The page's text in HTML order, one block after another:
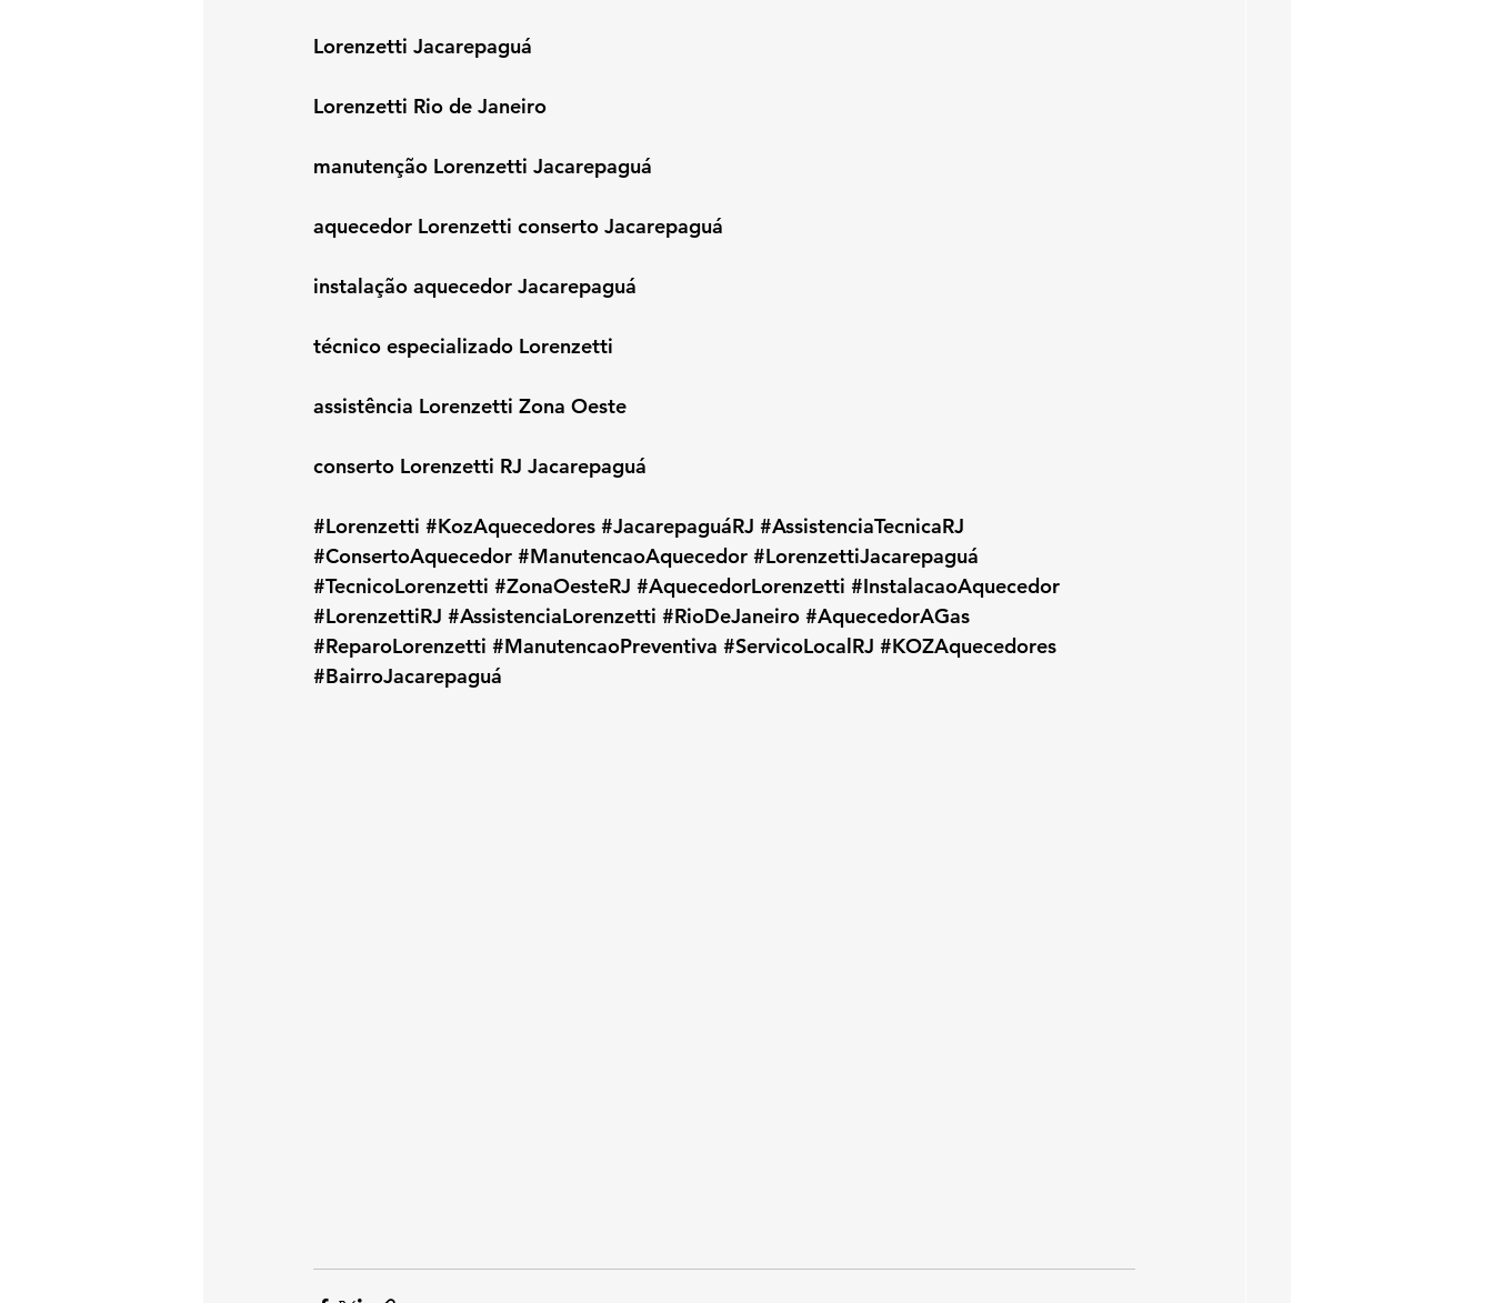
Lorenzetti Jacarepaguá
Lorenzetti Rio de Janeiro
manutenção Lorenzetti Jacarepaguá
aquecedor Lorenzetti conserto Jacarepaguá
instalação aquecedor Jacarepaguá
técnico especializado Lorenzetti
assistência Lorenzetti Zona Oeste
conserto Lorenzetti RJ Jacarepaguá
#Lorenzetti #KozAquecedores #JacarepaguáRJ #AssistenciaTecnicaRJ
#ConsertoAquecedor #ManutencaoAquecedor #LorenzettiJacarepaguá
#TecnicoLorenzetti #ZonaOesteRJ #AquecedorLorenzetti #InstalacaoAquecedor
#LorenzettiRJ #AssistenciaLorenzetti #RioDeJaneiro #AquecedorAGas
#ReparoLorenzetti #ManutencaoPreventiva #ServicoLocalRJ #KOZAquecedores
#BairroJacarepaguá